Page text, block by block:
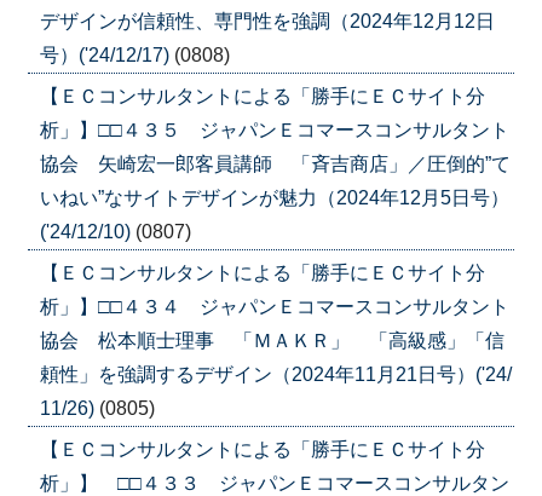
デザインが信頼性、専門性を強調（2024年12月12日
号）('24/12/17) (0808)
【ＥＣコンサルタントによる「勝手にＥＣサイト分
析」】□□４３５ ジャパンＥコマースコンサルタント
協会 矢崎宏一郎客員講師 「斉吉商店」／圧倒的”て
いねい”なサイトデザインが魅力（2024年12月5日号）
('24/12/10) (0807)
【ＥＣコンサルタントによる「勝手にＥＣサイト分
析」】□□４３４ ジャパンＥコマースコンサルタント
協会 松本順士理事 「ＭＡＫＲ」 「高級感」「信
頼性」を強調するデザイン（2024年11月21日号）('24/
11/26) (0805)
【ＥＣコンサルタントによる「勝手にＥＣサイト分
析」】 □□４３３ ジャパンＥコマースコンサルタン